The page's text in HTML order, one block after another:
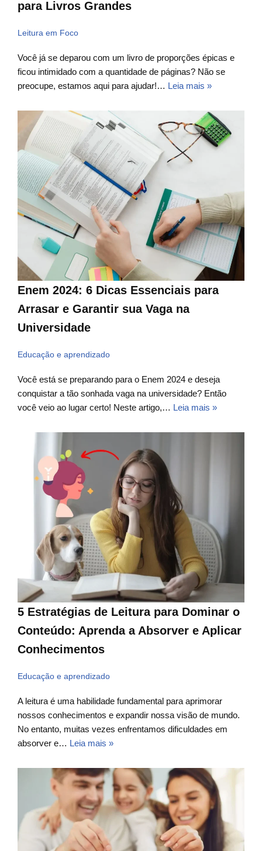
para Livros Grandes
Leitura em Foco
Você já se deparou com um livro de proporções épicas e
ficou intimidado com a quantidade de páginas? Não se
preocupe, estamos aqui para ajudar!… Leia mais »
Enem 2024: 6 Dicas Essenciais para
Arrasar e Garantir sua Vaga na
Universidade
Educação e aprendizado
Você está se preparando para o Enem 2024 e deseja
conquistar a tão sonhada vaga na universidade? Então
você veio ao lugar certo! Neste artigo,… Leia mais »
5 Estratégias de Leitura para Dominar o
Conteúdo: Aprenda a Absorver e Aplicar
Conhecimentos
Educação e aprendizado
A leitura é uma habilidade fundamental para aprimorar
nossos conhecimentos e expandir nossa visão de mundo.
No entanto, muitas vezes enfrentamos dificuldades em
absorver e… Leia mais »